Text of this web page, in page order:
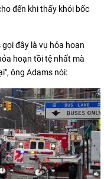
đến khi thấy khói bốc
đây là vụ hỏa hoạn
hoạn tồi tệ nhất mà
ông Adams nói: